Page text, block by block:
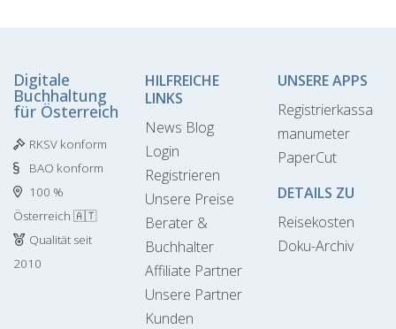
Digitale
Buchhaltung
für Österreich
RKSV konform
BAO konform
100 %
Österreich 🇦🇹
Qualität seit
2010
HILFREICHE
LINKS
News Blog
Login
Registrieren
Unsere Preise
Berater &
Buchhalter
Affiliate Partner
Unsere Partner
Kunden
UNSERE APPS
Registrierkassa
manumeter
PaperCut
DETAILS ZU
Reisekosten
Doku-Archiv